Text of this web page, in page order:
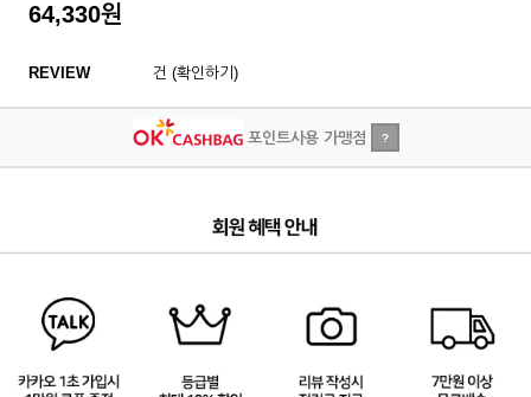
64,330원
REVIEW 건 (확인하기)
포인트사용 가맹점 ?